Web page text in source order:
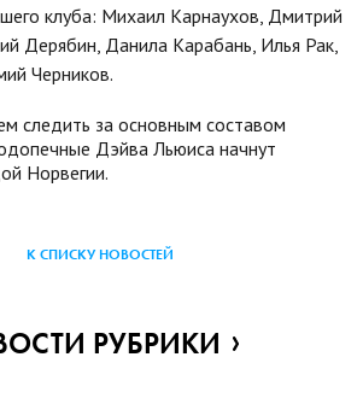
клуба: Михаил Карнаухов, Дмитрий
Дерябин, Данила Карабань, Илья Рак,
Черников.
следить за основным составом
Дэйва Льюиса начнут
Норвегии.
К СПИСКУ НОВОСТЕЙ
РУБРИКИ